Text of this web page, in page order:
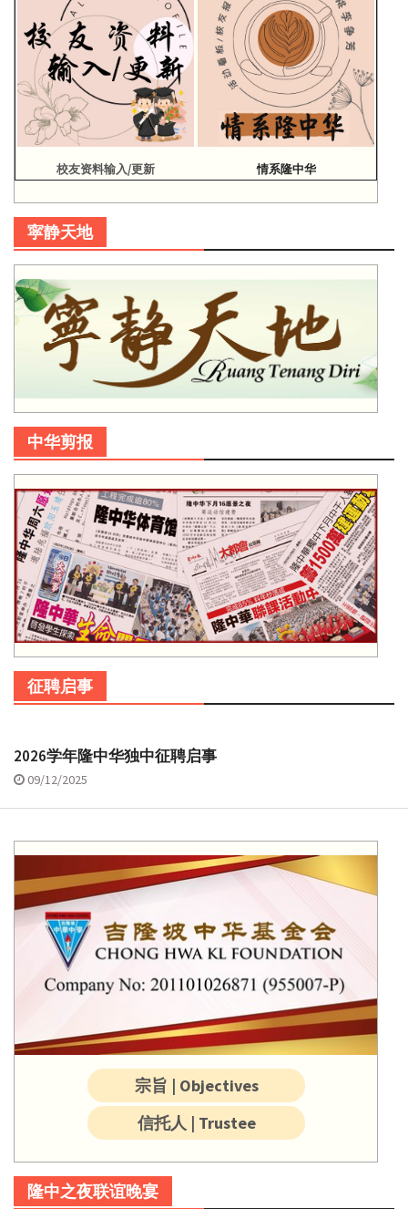
校友资料输入/更新 情系隆中华
寜静天地
中华剪报
征聘启事
2026学年隆中华独中征聘启事
09/12/2025
宗旨 | Objectives
信托人 | Trustee
隆中之夜联谊晚宴